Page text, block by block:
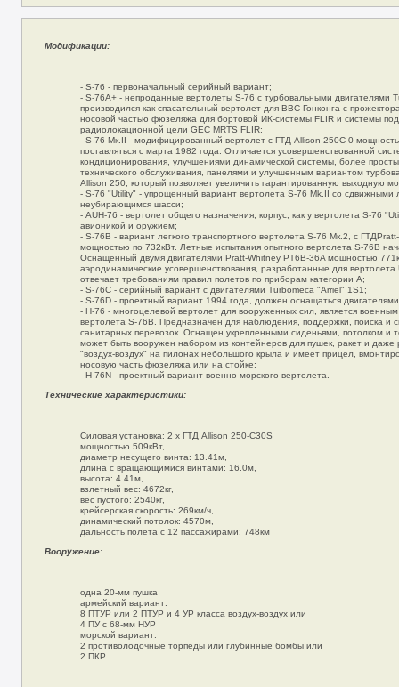
Модификации:
- S-76 - первоначальный серийный вариант;
- S-76A+ - непроданные вертолеты S-76 с турбовальными двигателями
производился как спасательный вертолет для ВВС Гонконга с
носовой частью фюзеляжа для бортовой ИК-системы FLIR и системы
радиолокационной цели GEC MRTS FLIR;
- S-76 Мк.II - модифицированный вертолет с ГТД Allison 250С-0
поставляться с марта 1982 года. Отличается усовершенствованной
кондиционирования, улучшениями динамической системы, более
технического обслуживания, панелями и улучшенным вариантом
Allison 250, который позволяет увеличить гарантированную выходную
- S-76 "Utility" - упрощенный вариант вертолета S-76 Mk.II со сдвижными
неубирающимся шасси;
- AUH-76 - вертолет общего назначения; корпус, как у вертолета S-76
авионикой и оружием;
- S-76B - вариант легкого транспортного вертолета S-76 Мк.2, с
мощностью по 732кВт. Летные испытания опытного вертолета S-76B
Оснащенный двумя двигателями Pratt-Whitney PT6B-36A мощностью
аэродинамические усовершенствования, разработанные для вертолета
отвечает требованиям правил полетов по приборам категории А;
- S-76C - серийный вариант с двигателями Turbomeca "Arriel" 1S1;
- S-76D - проектный вариант 1994 года, должен оснащаться
- Н-76 - многоцелевой вертолет для вооруженных сил, является
вертолета S-76B. Предназначен для наблюдения, поддержки, поиска и
санитарных перевозок. Оснащен укрепленными сиденьями, потолком и
может быть вооружен набором из контейнеров для пушек, ракет и даже
"воздух-воздух" на пилонах небольшого крыла и имеет прицел,
носовую часть фюзеляжа или на стойке;
- H-76N - проектный вариант военно-морского вертолета.
Технические характеристики:
Силовая установка: 2 x ГТД Allison 250-C30S
мощностью 509кВт,
диаметр несущего винта: 13.41м,
длина с вращающимися винтами: 16.0м,
высота: 4.41м,
взлетный вес: 4672кг,
вес пустого: 2540кг,
крейсерская скорость: 269км/ч,
динамический потолок: 4570м,
дальность полета с 12 пассажирами: 748км
Вооружение:
одна 20-мм пушка
армейский вариант:
8 ПТУР или 2 ПТУР и 4 УР класса воздух-воздух или
4 ПУ с 68-мм НУР
морской вариант:
2 противолодочные торпеды или глубинные бомбы или
2 ПКР.